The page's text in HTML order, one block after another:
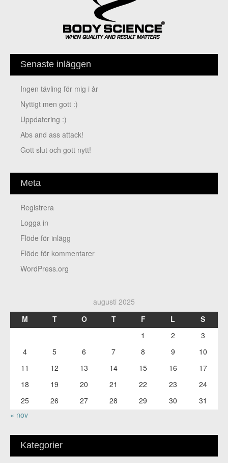
Senaste inläggen
Ingen tävling för mig i år
Nyttigt men gott :)
Uppdatering :)
Abs and ass attack!
Gott slut och gott nytt!
Meta
Registrera
Logga in
Flöde för inlägg
Flöde för kommentarer
WordPress.org
augusti 2025
M
T O T F L
S
1
2
3
4
5 6 7 8 9
10
11
12 13 14 15 16
17
18
19 20 21 22 23
24
25
26 27 28 29 30
31
« nov
Kategorier